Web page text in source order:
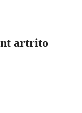
artrito